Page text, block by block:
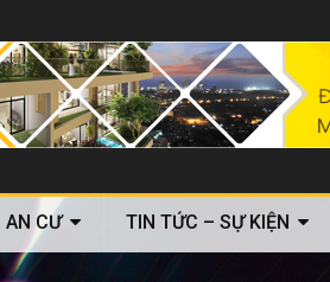
AN CƯ TIN TỨC – SỰ KIỆN